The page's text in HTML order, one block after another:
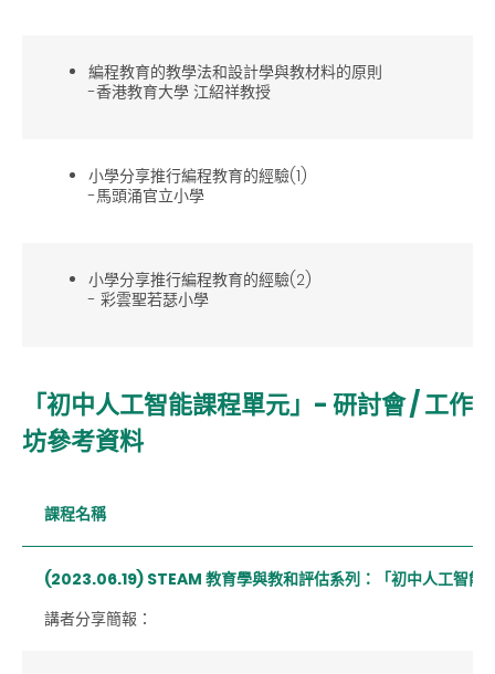
編程教育的教學法和設計學與教材料的原則
-香港教育大學 江紹祥教授
小學分享推行編程教育的經驗(1)
-馬頭涌官立小學
小學分享推行編程教育的經驗(2)
- 彩雲聖若瑟小學
「初中人工智能課程單元」- 研討會 / 工作
坊參考資料
課程名稱
(2023.06.19) STEAM 教育學與教和評估系列：「初中人工智能
講者分享簡報：